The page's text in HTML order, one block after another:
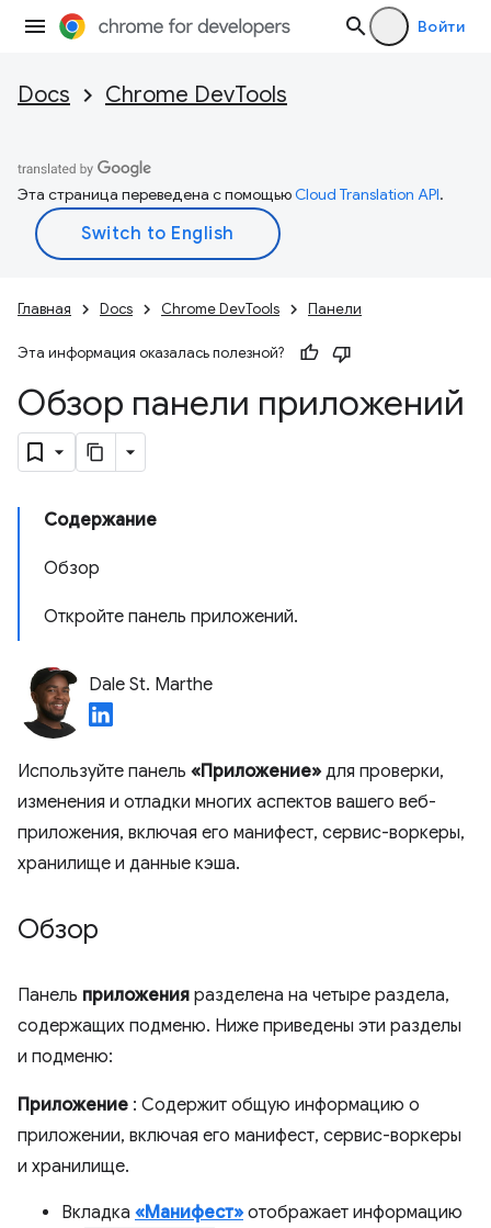
Войти
Docs Chrome DevTools
Эта страница переведена с помощьюCloud Translation API.
Главная Docs Chrome DevTools Панели
Эта информация оказалась полезной?
Обзор панели приложений
Содержание
Обзор
Откройте панель приложений.
Dale St. Marthe
Используйте панель «Приложение» для проверки,
изменения и отладки многих аспектов вашего веб-
приложения, включая его манифест, сервис-воркеры,
хранилище и данные кэша.
Обзор
Панель приложения разделена на четыре раздела,
содержащих подменю. Ниже приведены эти разделы
и подменю:
Приложение : Содержит общую информацию о
приложении, включая его манифест, сервис-воркеры
и хранилище.
Вкладка «Манифест» отображает информацию